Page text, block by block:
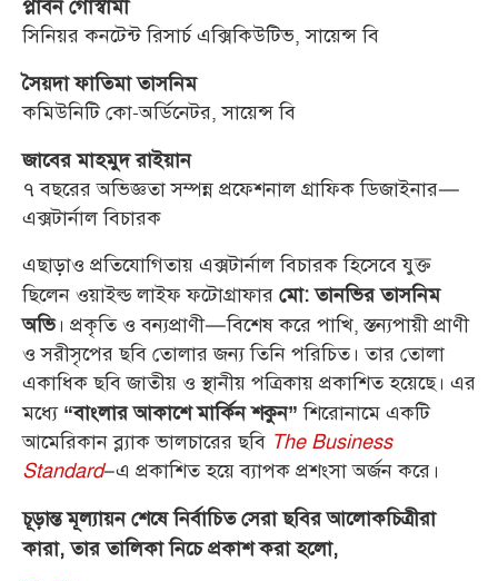
প্লাবন গোস্বামী
সিনিয়র কনটেন্ট রিসার্চ এক্সিকিউটিভ, সায়েন্স বি
সৈয়দা ফাতিমা তাসনিম
কমিউনিটি কো-অর্ডিনেটর, সায়েন্স বি
জাবের মাহমুদ রাইয়ান
৭ বছরের অভিজ্ঞতা সম্পন্ন প্রফেশনাল গ্রাফিক ডিজাইনার—
এক্সটার্নাল বিচারক
এছাড়াও প্রতিযোগিতায় এক্সটার্নাল বিচারক হিসেবে যুক্ত
ছিলেন ওয়াইল্ড লাইফ ফটোগ্রাফার মো: তানভির তাসনিম
অভি। প্রকৃতি ও বন্যপ্রাণী—বিশেষ করে পাখি, স্তন্যপায়ী প্রাণী
ও সরীসৃপের ছবি তোলার জন্য তিনি পরিচিত। তার তোলা
একাধিক ছবি জাতীয় ও স্থানীয় পত্রিকায় প্রকাশিত হয়েছে। এর
মধ্যে “বাংলার আকাশে মার্কিন শকুন” শিরোনামে একটি
আমেরিকান ব্ল্যাক ভালচারের ছবি The Business
Standard–এ প্রকাশিত হয়ে ব্যাপক প্রশংসা অর্জন করে।
চূড়ান্ত মূল্যায়ন শেষে নির্বাচিত সেরা ছবির আলোকচিত্রীরা
কারা, তার তালিকা নিচে প্রকাশ করা হলো,